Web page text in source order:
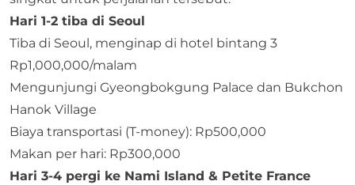
Hari 1-2 tiba di Seoul
Tiba di Seoul, menginap di hotel bintang 3
Rp1,000,000/malam
Mengunjungi Gyeongbokgung Palace dan Bukchon
Hanok Village
Biaya transportasi (T-money): Rp500,000
Makan per hari: Rp300,000
Hari 3-4 pergi ke Nami Island & Petite France